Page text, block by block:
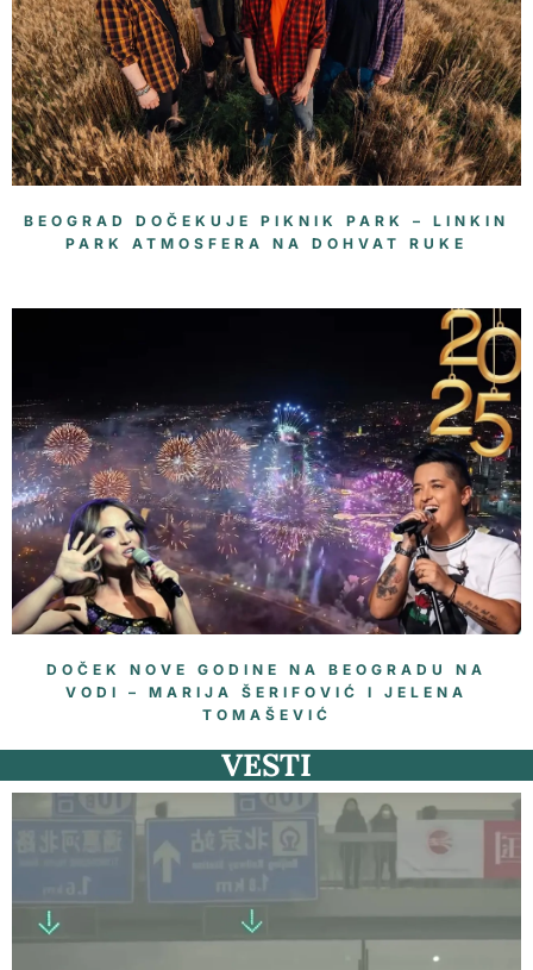
BEOGRAD DOČEKUJE PIKNIK PARK – LINKIN
PARK ATMOSFERA NA DOHVAT RUKE
DOČEK NOVE GODINE NA BEOGRADU NA
VODI – MARIJA ŠERIFOVIĆ I JELENA
TOMAŠEVIĆ
VESTI